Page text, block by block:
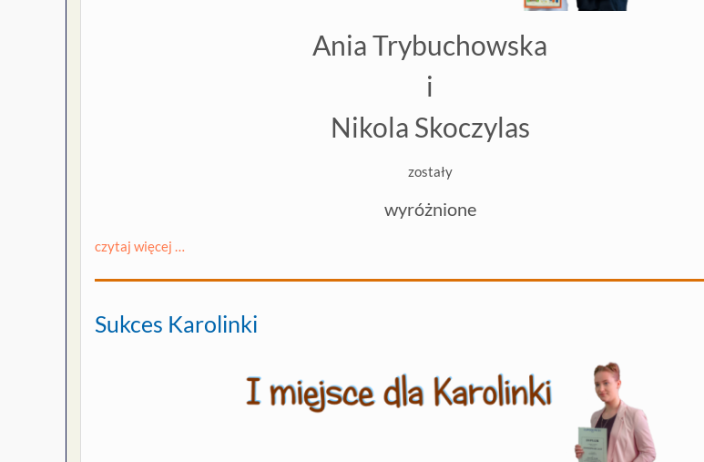
Ania Trybuchowska
i
Nikola Skoczylas
zostały
wyróżnione
czytaj więcej …
Sukces Karolinki